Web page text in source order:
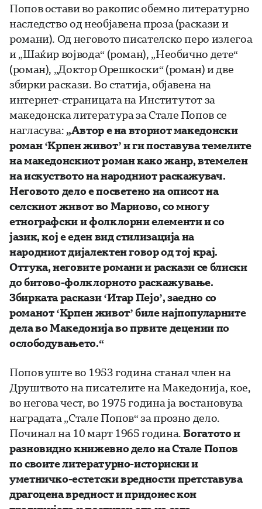
Попов остави во ракопис обемно литературно
наследство од необјавена проза (раскази и
романи). Од неговото писателско перо излегоа
и „Шаќир војвода“ (роман), „Необично дете“
(роман), „Доктор Орешкоски“ (роман) и две
збирки раскази. Во статија, објавена на
интернет-страницата на Институтот за
македонска литература за Стале Попов се
нагласува: „Автор е на вториот македонски
роман ‘Крпен живот’ и ги поставува темелите
на македонскиот роман како жанр, втемелен
на искуството на народниот раскажувач.
Неговото дело е посветено на описот на
селскиот живот во Мариово, со многу
етнографски и фолклорни елементи и со
јазик, кој е еден вид стилизација на
народниот дијалектен говор од тој крај.
Оттука, неговите романи и раскази се блиски
до битово-фолклорното раскажување.
Збирката раскази ‘Итар Пејо’, заедно со
романот ‘Крпен живот’ биле најпопуларните
дела во Македонија во првите децении по
ослободувањето.“
Попов уште во 1953 година станал член на
Друштвото на писателите на Македонија, кое,
во негова чест, во 1975 година ја востановува
наградата „Стале Попов“ за прозно дело.
Починал на 10 март 1965 година. Богатото и
разновидно книжевно дело на Стале Попов
по своите литературно-историски и
уметничко-естетски вредности претставува
драгоцена вредност и придонес кон